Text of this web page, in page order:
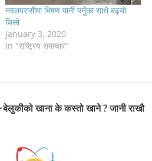
नवलपरासीमा भिषण पानी पर्नुका साथै बढ्यो
चिसो
January 3, 2020
In "राष्ट्रिय समाचार"
बेलुकीको खाना के कस्तो खाने ? जानी राखौ